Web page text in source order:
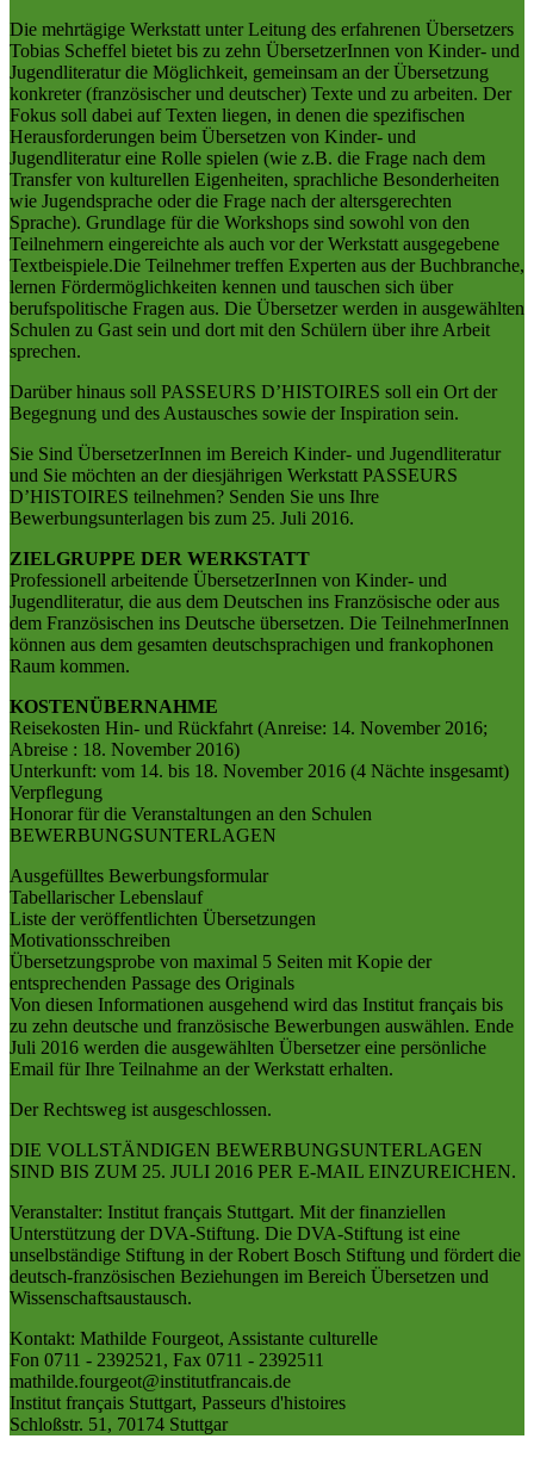
Die mehrtägige Werkstatt unter Leitung des erfahrenen Übersetzers
Tobias Scheffel bietet bis zu zehn ÜbersetzerInnen von Kinder- und
Jugendliteratur die Möglichkeit, gemeinsam an der Übersetzung
konkreter (französischer und deutscher) Texte und zu arbeiten. Der
Fokus soll dabei auf Texten liegen, in denen die spezifischen
Herausforderungen beim Übersetzen von Kinder- und
Jugendliteratur eine Rolle spielen (wie z.B. die Frage nach dem
Transfer von kulturellen Eigenheiten, sprachliche Besonderheiten
wie Jugendsprache oder die Frage nach der altersgerechten
Sprache). Grundlage für die Workshops sind sowohl von den
Teilnehmern eingereichte als auch vor der Werkstatt ausgegebene
Textbeispiele.Die Teilnehmer treffen Experten aus der Buchbranche,
lernen Fördermöglichkeiten kennen und tauschen sich über
berufspolitische Fragen aus. Die Übersetzer werden in ausgewählten
Schulen zu Gast sein und dort mit den Schülern über ihre Arbeit
sprechen.
Darüber hinaus soll PASSEURS D’HISTOIRES soll ein Ort der
Begegnung und des Austausches sowie der Inspiration sein.
Sie Sind ÜbersetzerInnen im Bereich Kinder- und Jugendliteratur
und Sie möchten an der diesjährigen Werkstatt PASSEURS
D’HISTOIRES teilnehmen? Senden Sie uns Ihre
Bewerbungsunterlagen bis zum 25. Juli 2016.
ZIELGRUPPE DER WERKSTATT
Professionell arbeitende ÜbersetzerInnen von Kinder- und
Jugendliteratur, die aus dem Deutschen ins Französische oder aus
dem Französischen ins Deutsche übersetzen. Die TeilnehmerInnen
können aus dem gesamten deutschsprachigen und frankophonen
Raum kommen.
KOSTENÜBERNAHME
Reisekosten Hin- und Rückfahrt (Anreise: 14. November 2016;
Abreise : 18. November 2016)
Unterkunft: vom 14. bis 18. November 2016 (4 Nächte insgesamt)
Verpflegung
Honorar für die Veranstaltungen an den Schulen
BEWERBUNGSUNTERLAGEN
Ausgefülltes Bewerbungsformular
Tabellarischer Lebenslauf
Liste der veröffentlichten Übersetzungen
Motivationsschreiben
Übersetzungsprobe von maximal 5 Seiten mit Kopie der
entsprechenden Passage des Originals
Von diesen Informationen ausgehend wird das Institut français bis
zu zehn deutsche und französische Bewerbungen auswählen. Ende
Juli 2016 werden die ausgewählten Übersetzer eine persönliche
Email für Ihre Teilnahme an der Werkstatt erhalten.
Der Rechtsweg ist ausgeschlossen.
DIE VOLLSTÄNDIGEN BEWERBUNGSUNTERLAGEN
SIND BIS ZUM 25. JULI 2016 PER E-MAIL EINZUREICHEN.
Veranstalter: Institut français Stuttgart. Mit der finanziellen
Unterstützung der DVA-Stiftung. Die DVA-Stiftung ist eine
unselbständige Stiftung in der Robert Bosch Stiftung und fördert die
deutsch-französischen Beziehungen im Bereich Übersetzen und
Wissenschaftsaustausch.
Kontakt: Mathilde Fourgeot, Assistante culturelle
Fon 0711 - 2392521, Fax 0711 - 2392511
mathilde.fourgeot@institutfrancais.de
Institut français Stuttgart, Passeurs d'histoires
Schloßstr. 51, 70174 Stuttgar